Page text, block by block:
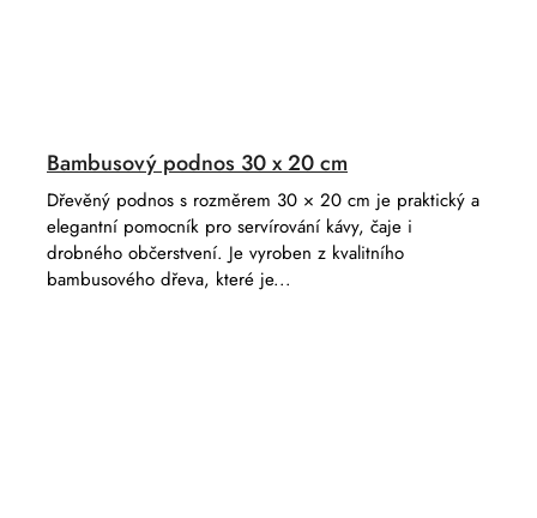
Bambusový podnos 30 x 20 cm
Dřevěný podnos s rozměrem 30 × 20 cm je praktický a
elegantní pomocník pro servírování kávy, čaje i
drobného občerstvení. Je vyroben z kvalitního
bambusového dřeva, které je...